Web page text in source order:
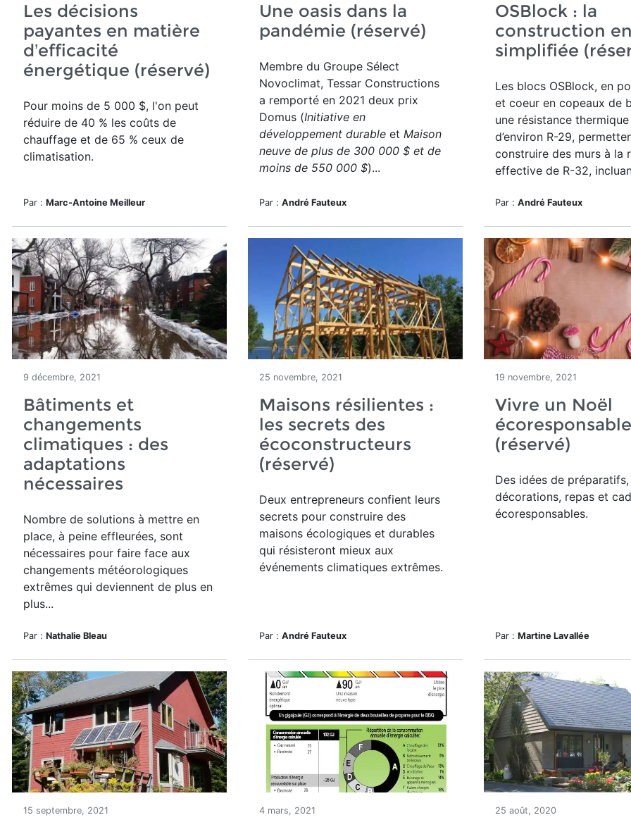
Les décisions
payantes en matière
d’efficacité
énergétique (réservé)
Pour moins de 5 000 $, l'on peut
réduire de 40 % les coûts de
chauffage et de 65 % ceux de
climatisation.
Par : Marc-Antoine Meilleur
Une oasis dans la
pandémie (réservé)
Membre du Groupe Sélect
Novoclimat, Tessar Constructions
a remporté en 2021 deux prix
Domus (Initiative en
développement durable et Maison
neuve de plus de 300 000 $ et de
moins de 550 000 $)...
Par : André Fauteux
OSBlock : la
construction
simplifiée
Les blocs OSBlock, en
et coeur en copeaux de
une résistance
d’environ R-29,
construire des murs à la
effective de R-32,
Par : André Fauteux
9 décembre, 2021
Bâtiments et
changements
climatiques : des
adaptations
nécessaires
Nombre de solutions à mettre en
place, à peine effleurées, sont
nécessaires pour faire face aux
changements météorologiques
extrêmes qui deviennent de plus en
plus...
Par : Nathalie Bleau
25 novembre, 2021
Maisons résilientes :
les secrets des
écoconstructeurs
(réservé)
Deux entrepreneurs confient leurs
secrets pour construire des
maisons écologiques et durables
qui résisteront mieux aux
événements climatiques extrêmes.
Par : André Fauteux
19 novembre, 2021
Vivre un Noël
écoresponsable
(réservé)
Des idées de préparatifs,
décorations, repas et
écoresponsables.
Par : Martine Lavallée
15 septembre, 2021 4 mars, 2021 25 août, 2020